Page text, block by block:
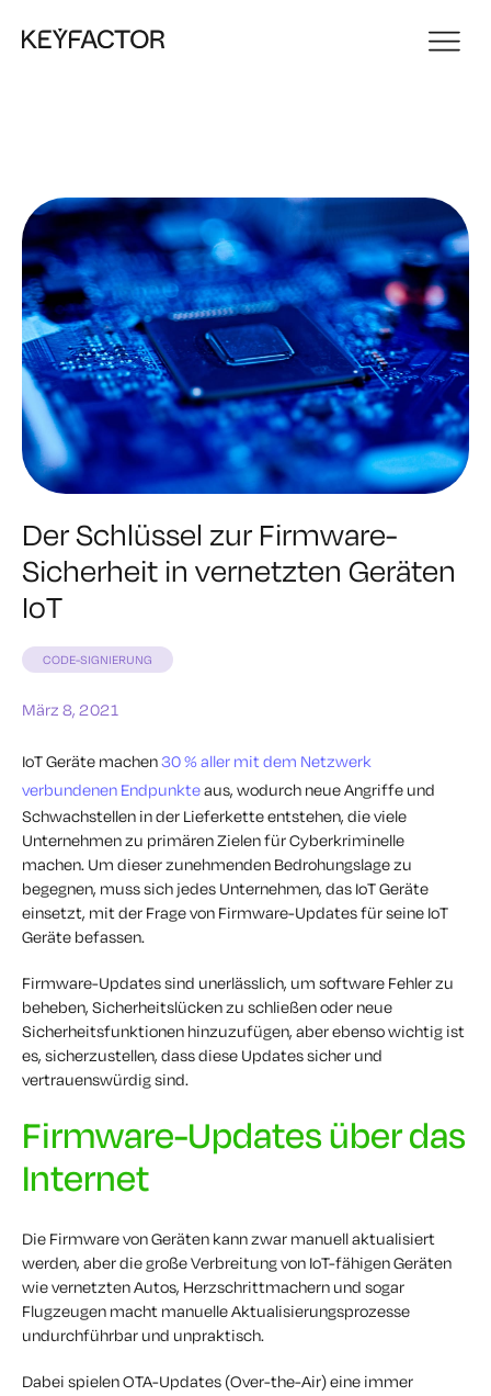
Der Schlüssel zur Firmware-
Sicherheit in vernetzten Geräten
IoT
CODE-SIGNIERUNG
März 8, 2021
IoT Geräte machen30 % aller mit dem Netzwerk
verbundenen Endpunkteaus, wodurch neue Angriffe und
Schwachstellen in der Lieferkette entstehen, die viele
Unternehmen zu primären Zielen für Cyberkriminelle
machen. Um dieser zunehmenden Bedrohungslage zu
begegnen, muss sich jedes Unternehmen, das IoT Geräte
einsetzt, mit der Frage von Firmware-Updates für seine IoT
Geräte befassen.
Firmware-Updates sind unerlässlich, um software Fehler zu
beheben, Sicherheitslücken zu schließen oder neue
Sicherheitsfunktionen hinzuzufügen, aber ebenso wichtig ist
es, sicherzustellen, dass diese Updates sicher und
vertrauenswürdig sind.
Firmware-Updates über das
Internet
Die Firmware von Geräten kann zwar manuell aktualisiert
werden, aber die große Verbreitung von IoT-fähigen Geräten
wie vernetzten Autos, Herzschrittmachern und sogar
Flugzeugen macht manuelle Aktualisierungsprozesse
undurchführbar und unpraktisch.
Dabei spielen OTA-Updates (Over-the-Air) eine immer